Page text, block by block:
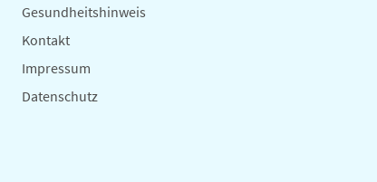
Gesundheitshinweis
Kontakt
Impressum
Datenschutz